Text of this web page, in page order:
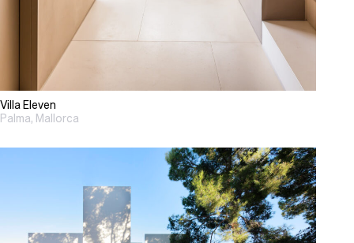
Villa Eleven
Palma, Mallorca